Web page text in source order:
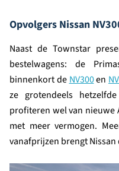
Opvolgers Nissan
Naast de Townstar
bestelwagens: de
binnenkort de NV300en
ze grotendeels
profiteren wel van nieuwe
met meer vermogen.
vanafprijzen brengt